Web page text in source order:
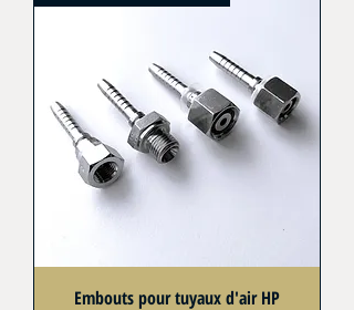
Embouts pour tuyaux d'air HP